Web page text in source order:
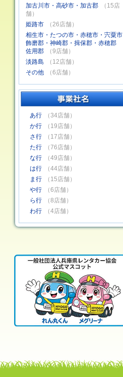
加古川市・高砂市・加古郡
（15店
舗）
姫路市
（26店舗）
相生市・たつの市・赤穂市・宍粟市
飾磨郡・神崎郡・揖保郡・赤穂郡
佐用郡
（9店舗）
淡路島
（12店舗）
その他
（6店舗）
あ行
（34店舗）
か行
（19店舗）
さ行
（17店舗）
た行
（76店舗）
な行
（49店舗）
は行
（44店舗）
ま行
（15店舗）
や行
（6店舗）
ら行
（8店舗）
わ行
（4店舗）